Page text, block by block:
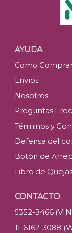
AYUDA
Como Comprar
Envíos
Nosotros
Preguntas
Términos y
Defensa del
Botón de
Libro de
CONTACTO
5352-8466
11-6162-3088